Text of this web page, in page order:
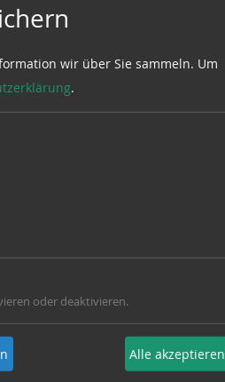
wir über Sie sammeln. Um
.
oder deaktivieren.
Alle akzeptieren